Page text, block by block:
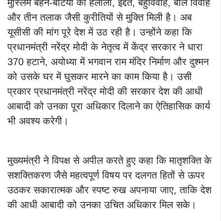
मुस्लिम बहन-बेटियों को हलाला, इद्दत, बहुविवाह, बाल विवाह
और तीन तलाक जैसी कुरीतियों से मुक्ति मिली है। अब
यूसीसी की मांग पूरे देश में उठ रही है। उन्होंने कहा कि
प्रधानमंत्री नरेंद्र मोदी के नेतृत्व में केंद्र सरकार ने धारा
370 हटाने, अयोध्या में भगवान राम मंदिर निर्माण और दुश्मन
को उसके घर में घुसकर मारने का काम किया है। उसी
प्रकार प्रधानमंत्री नरेंद्र मोदी की सरकार देश की आधी
आबादी को उनका पूरा अधिकार दिलाने का ऐतिहासिक कार्य
भी अवश्य करेगी।
मुख्यमंत्री ने विपक्ष से अपील करते हुए कहा कि मातृशक्ति के
सशक्तिकरण जैसे महत्वपूर्ण विषय पर दलगत हितों से ऊपर
उठकर सकारात्मक और स्पष्ट रुख अपनाया जाए, ताकि देश
की आधी आबादी को उनका उचित अधिकार मिल सके।